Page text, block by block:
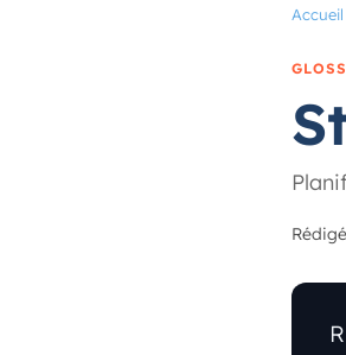
Accueil